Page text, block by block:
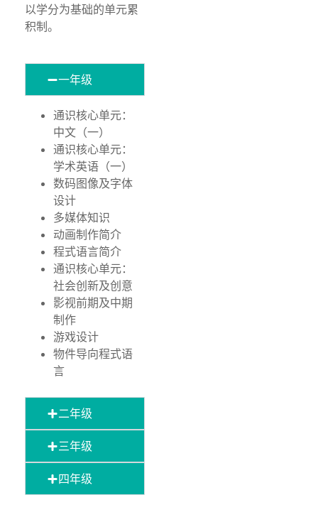
以学分为基础的单元累
积制。
一年级
通识核心单元：
中文（一）
通识核心单元：
学术英语（一）
数码图像及字体
设计
多媒体知识
动画制作简介
程式语言简介
通识核心单元：
社会创新及创意
影视前期及中期
制作
游戏设计
物件导向程式语
言
二年级
三年级
四年级